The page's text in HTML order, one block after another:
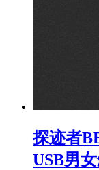
探迹者
USB男